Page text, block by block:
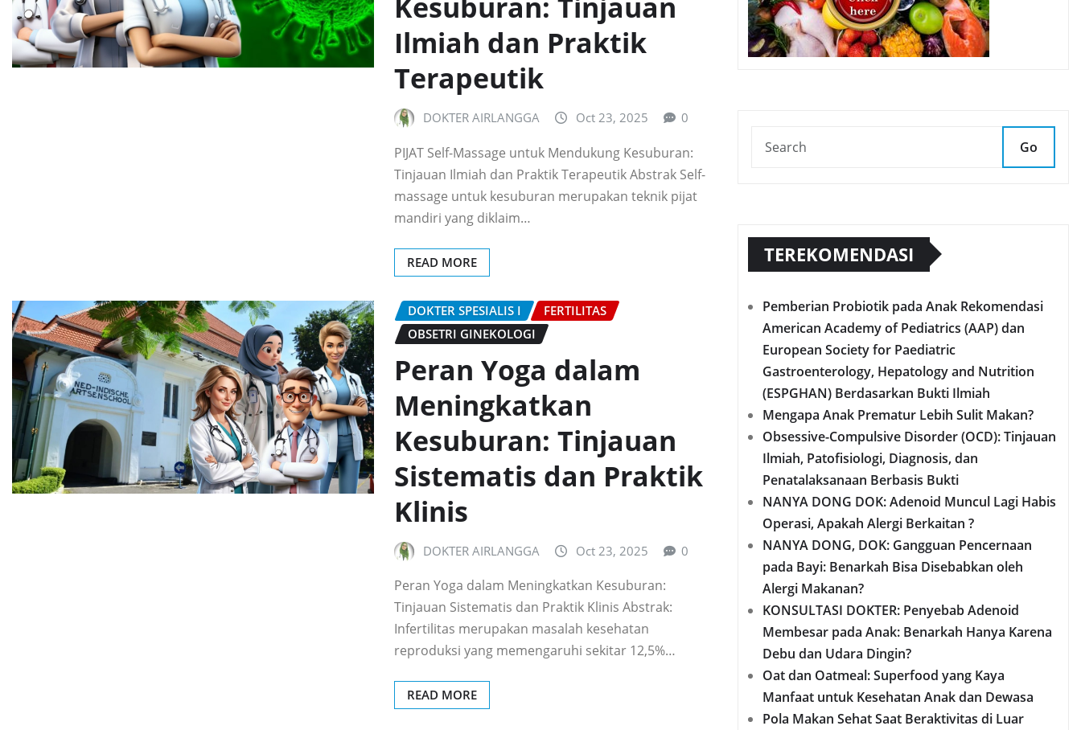
Kesuburan: Tinjauan
Ilmiah dan Praktik
Terapeutik
DOKTER AIRLANGGA Oct 23, 2025 0
PIJAT Self-Massage untuk Mendukung Kesuburan:
Tinjauan Ilmiah dan Praktik Terapeutik Abstrak Self-
massage untuk kesuburan merupakan teknik pijat
mandiri yang diklaim…
READ MORE
DOKTER SPESIALIS I
FERTILITAS
OBSETRI GINEKOLOGI
Peran Yoga dalam
Meningkatkan
Kesuburan: Tinjauan
Sistematis dan Praktik
Klinis
DOKTER AIRLANGGA Oct 23, 2025 0
Peran Yoga dalam Meningkatkan Kesuburan:
Tinjauan Sistematis dan Praktik Klinis Abstrak:
Infertilitas merupakan masalah kesehatan
reproduksi yang memengaruhi sekitar 12,5%…
READ MORE
Go
TEREKOMENDASI
Pemberian Probiotik pada Anak Rekomendasi
American Academy of Pediatrics (AAP) dan
European Society for Paediatric
Gastroenterology, Hepatology and Nutrition
(ESPGHAN) Berdasarkan Bukti Ilmiah
Mengapa Anak Prematur Lebih Sulit Makan?
Obsessive-Compulsive Disorder (OCD): Tinjauan
Ilmiah, Patofisiologi, Diagnosis, dan
Penatalaksanaan Berbasis Bukti
NANYA DONG DOK: Adenoid Muncul Lagi Habis
Operasi, Apakah Alergi Berkaitan ?
NANYA DONG, DOK: Gangguan Pencernaan
pada Bayi: Benarkah Bisa Disebabkan oleh
Alergi Makanan?
KONSULTASI DOKTER: Penyebab Adenoid
Membesar pada Anak: Benarkah Hanya Karena
Debu dan Udara Dingin?
Oat dan Oatmeal: Superfood yang Kaya
Manfaat untuk Kesehatan Anak dan Dewasa
Pola Makan Sehat Saat Beraktivitas di Luar